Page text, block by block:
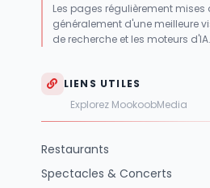
Les pages régulièrement mises
généralement d'une meilleure
de recherche et les moteurs d'IA.
LIENS UTILES
Explorez MookoobMedia
Restaurants
Spectacles & Concerts